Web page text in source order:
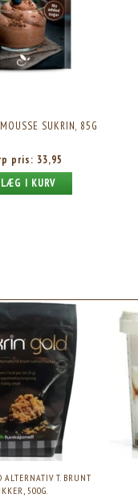
Skarp pris:
SUKRIN, 85G
pris: 33,95
LÆG I KURV
ALTERNATIV T. BRUNT
500G.